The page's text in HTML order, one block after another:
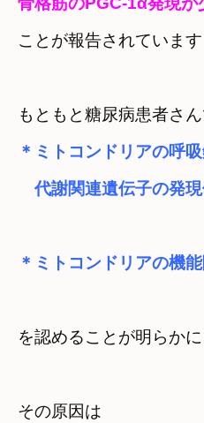
ことが報告されています
もともと糖尿病患者さ
＊ミトコンドリアの呼
代謝関連遺伝子の発
＊ミトコンドリアの機
を認めることが明らか